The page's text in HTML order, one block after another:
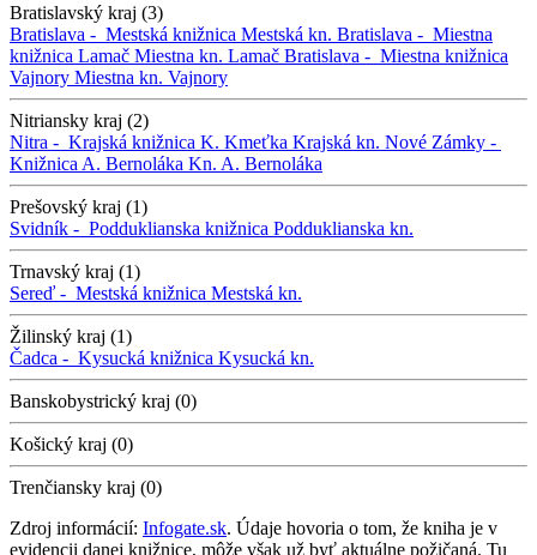
Bratislavský kraj (3)
Bratislava - Mestská knižnica Mestská kn. Bratislava - Miestna
knižnica Lamač Miestna kn. Lamač Bratislava - Miestna knižnica
Vajnory Miestna kn. Vajnory
Nitriansky kraj (2)
Nitra - Krajská knižnica K. Kmeťka Krajská kn. Nové Zámky -
Knižnica A. Bernoláka Kn. A. Bernoláka
Prešovský kraj (1)
Svidník - Podduklianska knižnica Podduklianska kn.
Trnavský kraj (1)
Sereď - Mestská knižnica Mestská kn.
Žilinský kraj (1)
Čadca - Kysucká knižnica Kysucká kn.
Banskobystrický kraj (0)
Košický kraj (0)
Trenčiansky kraj (0)
Zdroj informácií: Infogate.sk. Údaje hovoria o tom, že kniha je v
evidencii danej knižnice, môže však už byť aktuálne požičaná. Tu